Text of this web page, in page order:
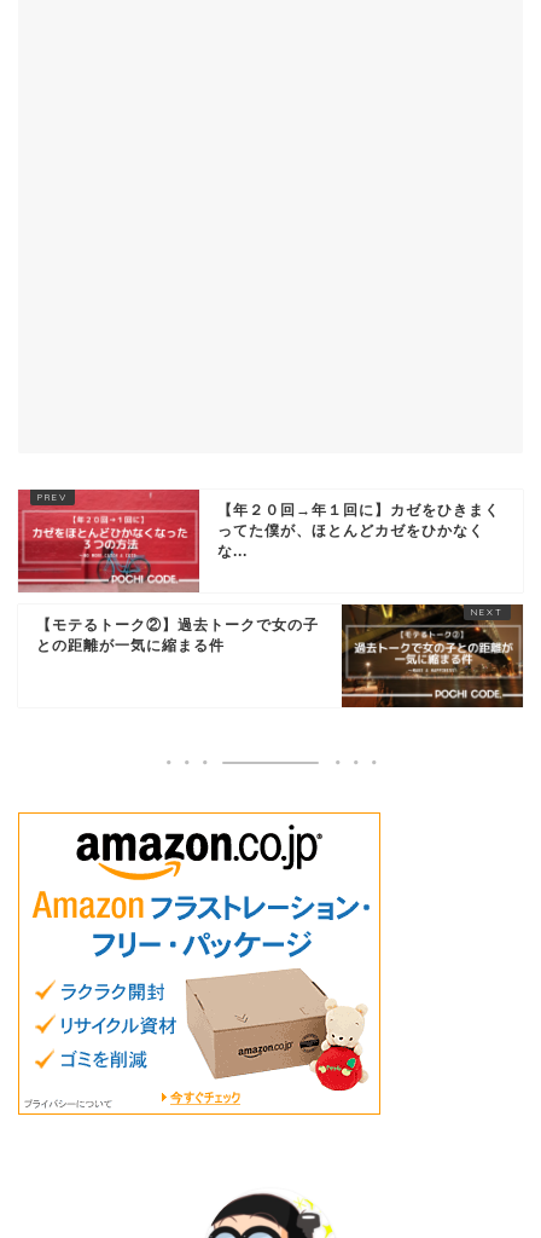
【年２０回→年１回に】カゼをひきまく
ってた僕が、ほとんどカゼをひかなく
な...
【モテるトーク②】過去トークで女の子
との距離が一気に縮まる件